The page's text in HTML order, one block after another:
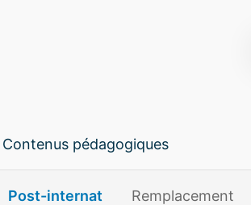
Contenus pédagogiques
Post-internat Remplacement